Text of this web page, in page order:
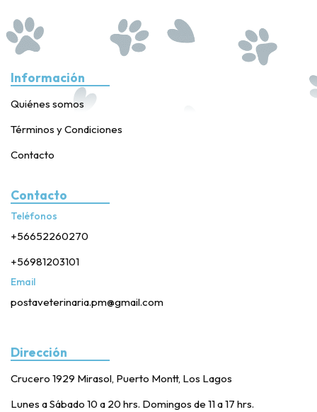
Información
Quiénes somos
Términos y Condiciones
Contacto
Contacto
Teléfonos
+56652260270
+56981203101
Email
postaveterinaria.pm@gmail.com
Dirección
Crucero 1929 Mirasol, Puerto Montt, Los Lagos
Lunes a Sábado 10 a 20 hrs. Domingos de 11 a 17 hrs.